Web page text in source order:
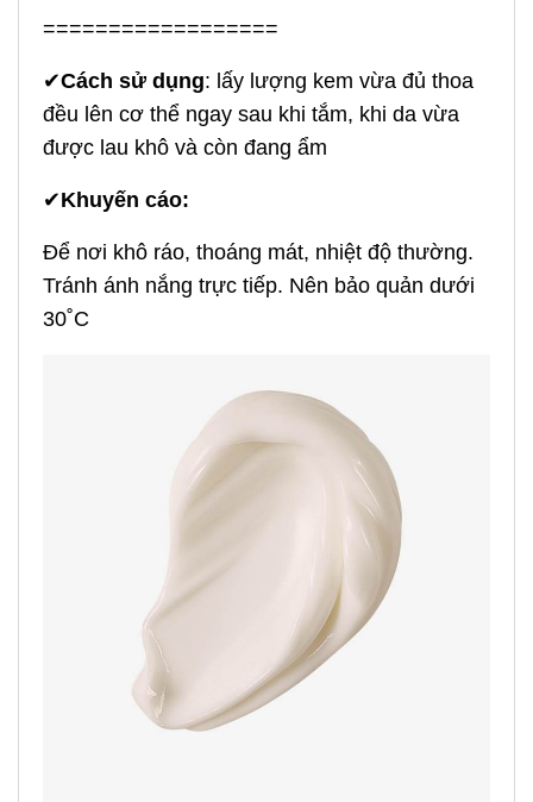
==================
✔Cách sử dụng: lấy lượng kem vừa đủ thoa
đều lên cơ thể ngay sau khi tắm, khi da vừa
được lau khô và còn đang ẩm
✔Khuyến cáo:
Để nơi khô ráo, thoáng mát, nhiệt độ thường.
Tránh ánh nắng trực tiếp. Nên bảo quản dưới
30˚C